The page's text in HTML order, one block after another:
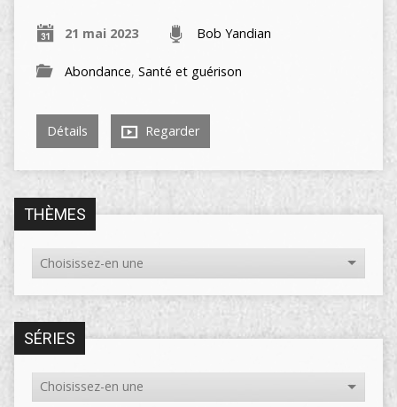
21 mai 2023 Bob Yandian
Abondance, Santé et guérison
Détails Regarder
THÈMES
SÉRIES